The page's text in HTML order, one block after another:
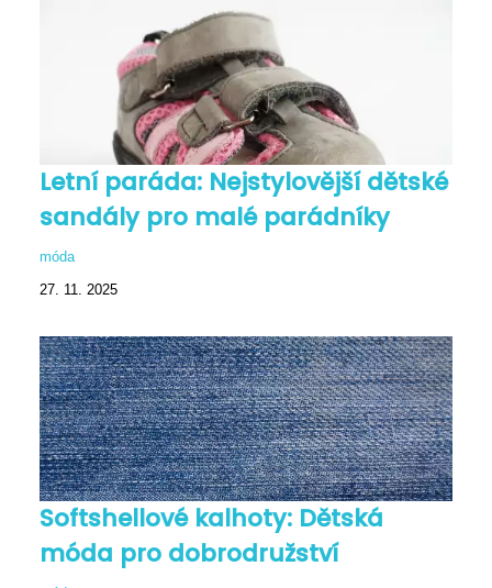
Letní paráda: Nejstylovější dětské
sandály pro malé parádníky
móda
27. 11. 2025
Softshellové kalhoty: Dětská
móda pro dobrodružství